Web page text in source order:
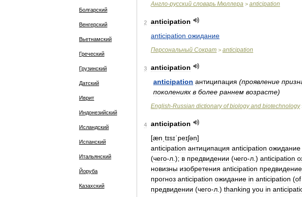
Болгарский
Венгерский
Вьетнамский
Греческий
Грузинский
Датский
Иврит
Индонезийский
Исландский
Испанский
Итальянский
Йоруба
Казахский
Англо-русский словарь Мюллера > anticipation
2
anticipation
anticipation ожидание
Персональный Сократ > anticipation
3
anticipation
anticipation антиципация (проявление
поколениях в более раннем возрасте)
English-Russian dictionary of biology and biotechnology
4
anticipation
[ænˌtɪsɪˈpeɪʃən]
anticipation антиципация anticipation ожидание
(чего-л .); в предвидении (чего-л .) anticipation
новизны изобретения anticipation предвидение
прогноз anticipation ожидание in anticipation (of
предвидении (чего-л .) thanking you in